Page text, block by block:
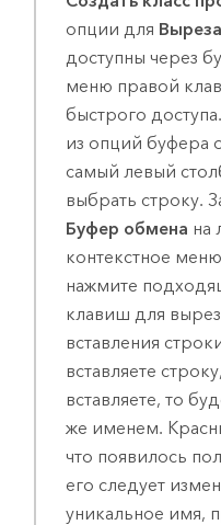
опции для
доступны через
меню правой
быстрого
из опций буфера
самый левый
выбрать строку.
Буфер обмена на
контекстное
нажмите
клавиш для
вставления
вставляете
вставляете, то
же именем.
что появилось
его следует
уникальное имя,